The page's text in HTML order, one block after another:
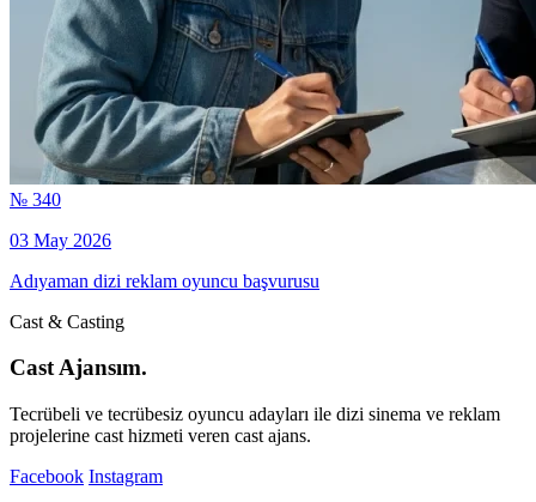
№ 340
03 May 2026
Adıyaman dizi reklam oyuncu başvurusu
Cast & Casting
Cast Ajansım.
Tecrübeli ve tecrübesiz oyuncu adayları ile dizi sinema ve reklam
projelerine cast hizmeti veren cast ajans.
Facebook Instagram